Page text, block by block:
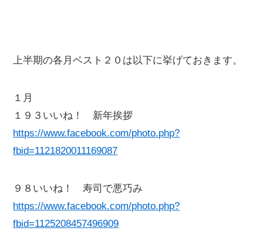
上半期の各月ベスト２０は以下に挙げておきます。
１月
１９３いいね！ 新年挨拶
https://www.facebook.com/photo.php?
fbid=1121820011169087
９８いいね！ 寿司で悪巧み
https://www.facebook.com/photo.php?
fbid=1125208457496909